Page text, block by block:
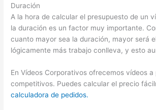
Duración
A la hora de calcular el presupuesto de un
la duración es un factor muy importante.
cuanto mayor sea la duración, mayor será
lógicamente más trabajo conlleva, y esto
En Vídeos Corporativos ofrecemos vídeos a
competitivos. Puedes calcular el precio
calculadora de pedidos.